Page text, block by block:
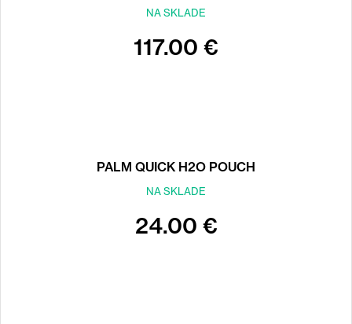
NA SKLADE
117.00 €
PALM QUICK H2O POUCH
NA SKLADE
24.00 €